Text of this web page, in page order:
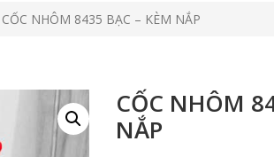
NHÔM 8435 BẠC – KÈM NẮP
CỐC NHÔM
NẮP